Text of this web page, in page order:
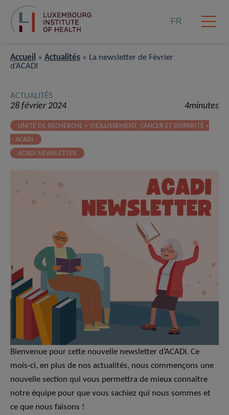
FR
Accueil » Actualités » La newsletter de Février
d’ACADI
ACTUALITÉS
28 février 2024 4minutes
UNITÉ DE RECHERCHE « VIEILLISSEMENT, CANCER ET DISPARITÉ »
– ACADI
ACADI NEWSLETTER
Bienvenue pour cette nouvelle newsletter d’ACADI. Ce
mois-ci, en plus de nos actualités, nous commençons une
nouvelle section qui vous permettra de mieux connaître
notre équipe pour que vous sachiez qui nous sommes et
ce que nous faisons !